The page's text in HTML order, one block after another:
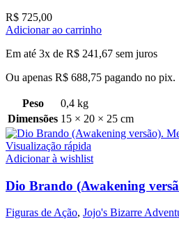
R$ 725,00
Adicionar ao carrinho
Em até 3x de R$ 241,67 sem juros
Ou apenas R$ 688,75 pagando no pix.
Peso
0,4 kg
Dimensões 15 × 20 × 25 cm
Visualização rápida
Adicionar à wishlist
Dio Brando (Awakening
Figuras de Ação, Jojo's Bizarre